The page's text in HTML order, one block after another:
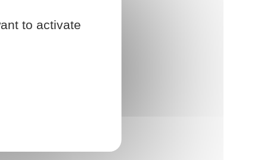
to activate